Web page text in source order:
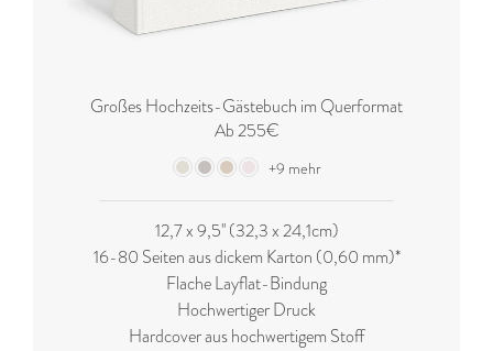
Großes Hochzeits-Gästebuch im Querformat
Ab 255€
+9 mehr
12,7 x 9,5'' (32,3 x 24,1cm)
16-80 Seiten aus dickem Karton (0,60 mm)*
Flache Layflat-Bindung
Hochwertiger Druck
Hardcover aus hochwertigem Stoff